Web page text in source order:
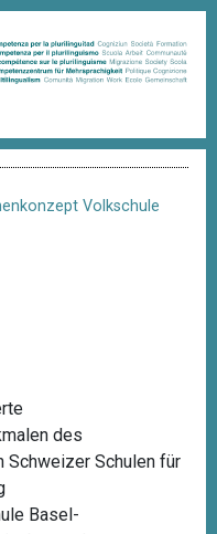
Volkschule
des
Schweizer Schulen für
Basel-